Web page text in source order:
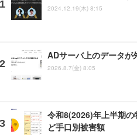
2024.12.19(木) 8:15
ADサーバ上のデータ
2026.8.7(金) 8:05
令和8(2026)年上半期
ど手口別被害額